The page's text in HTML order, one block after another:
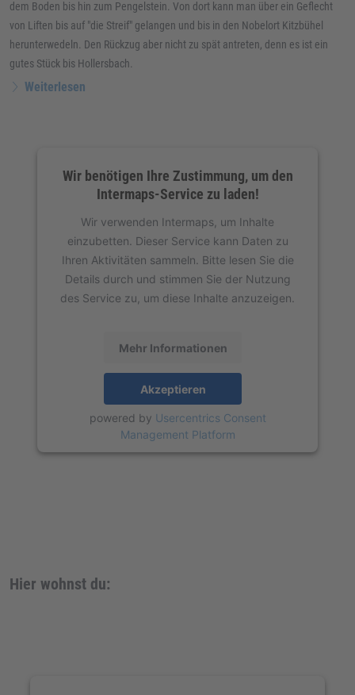
dem Boden bis hin zum Pengelstein. Von dort kann man über ein Geflecht
von Liften bis auf "die Streif" gelangen und bis in den Nobelort Kitzbühel
herunterwedeln. Den Rückzug aber nicht zu spät antreten, denn es ist ein
gutes Stück bis Hollersbach.
Weiterlesen
Wir benötigen Ihre Zustimmung, um den
Intermaps-Service zu laden!
Wir verwenden Intermaps, um Inhalte
einzubetten. Dieser Service kann Daten zu
Ihren Aktivitäten sammeln. Bitte lesen Sie die
Details durch und stimmen Sie der Nutzung
des Service zu, um diese Inhalte anzuzeigen.
Mehr Informationen
Akzeptieren
powered by Usercentrics Consent
Management Platform
Hier wohnst du: